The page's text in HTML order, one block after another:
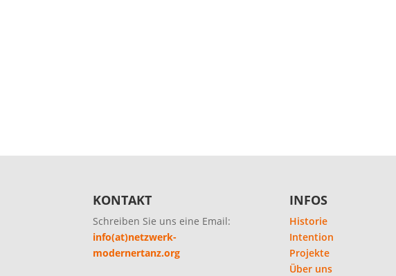
KONTAKT
Schreiben Sie uns eine Email:
info(at)netzwerk-
modernertanz.org
INFOS
Historie
Intention
Projekte
Über uns